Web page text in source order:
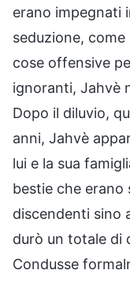
erano impegnati
seduzione,
cose offensive
ignoranti, Jahvè
Dopo il diluvio,
anni, Jahvè
lui e la sua
bestie che erano
discendenti sino
durò un totale di
Condusse